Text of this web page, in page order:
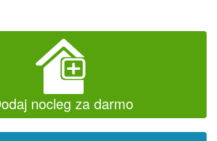
nocleg za darmo